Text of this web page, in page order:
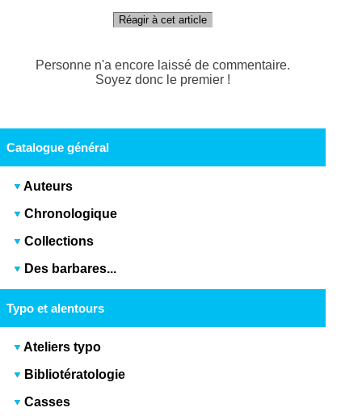
Réagir à cet article
Personne n'a encore laissé de commentaire.
Soyez donc le premier !
Catalogue général
Auteurs
Chronologique
Collections
Des barbares...
Typo et alentours
Ateliers typo
Bibliotératologie
Casses